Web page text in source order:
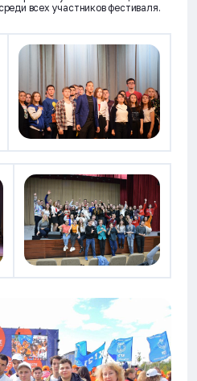
всех участников фестиваля.